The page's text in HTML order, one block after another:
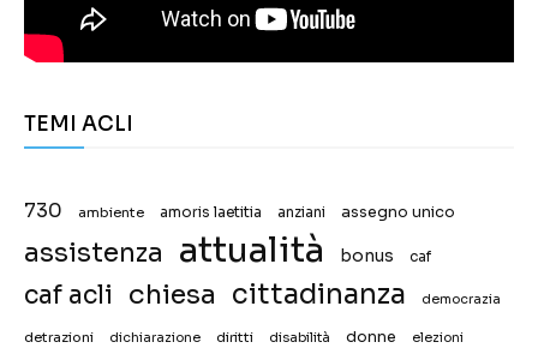
TEMI ACLI
730 ambiente amoris laetitia anziani assegno unico
assistenza attualità bonus caf
caf acli chiesa cittadinanza democrazia
detrazioni dichiarazione diritti disabilità donne elezioni